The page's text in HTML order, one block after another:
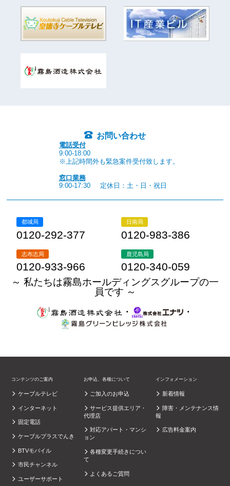
お問い合わせ
電話受付
9:00-18:00
※上記時間外も緊急案件受付致します。
窓口業務
9:00-17:30
定休日：土・日・祝日
都城局
0120-292-377
日南局
0120-983-386
志布志局
0120-933-966
鹿児島局
0120-340-059
～ 私たちは霧島ホールディングスグループの一
員です ～
・
・
コンテンツのご案内
ケーブルテレビ
インターネット
固定電話
ケーブルプラスでんき
BTVモバイル
市民チャンネル
ユーザーサポート
お申込、各種について
ご加入のお申込
サービス提供エリア・
代理店
対応アパート・マンシ
ョン
各種変更手続きについ
て
よくあるご質問
インフォメーション
新着情報
障害・メンテナンス情
報
広告料金案内